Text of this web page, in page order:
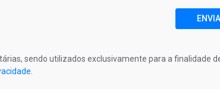
sendo utilizados exclusivamente para a finalidade